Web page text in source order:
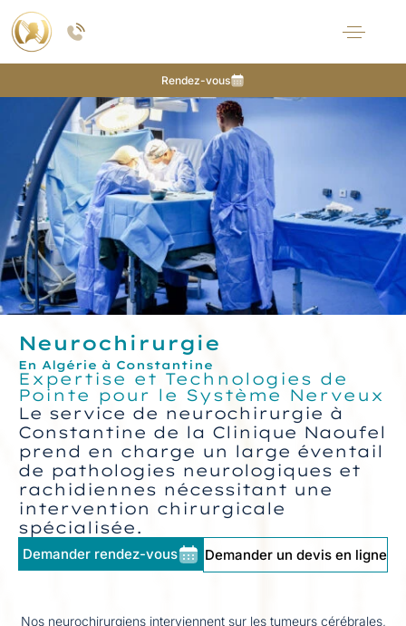
Rendez-vous
Neurochirurgie
En Algérie à Constantine
Expertise et Technologies de
Pointe pour le Système Nerveux
Le service de neurochirurgie à
Constantine de la Clinique Naoufel
prend en charge un large éventail
de pathologies neurologiques et
rachidiennes nécessitant une
intervention chirurgicale
spécialisée.
Demander rendez-vous Demander un devis en ligne
Nos neurochirurgiens interviennent sur les tumeurs cérébrales,